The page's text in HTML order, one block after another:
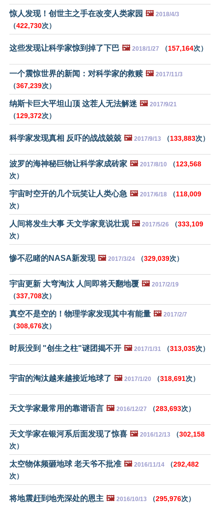
惊人发现！创世主之手在改变人类家园 🖼️ 2018/4/3
（422,730次）
这些发现让科学家惊到掉了下巴 🖼️ 2018/1/27 （157,164次）
一个震惊世界的新闻：对科学家的救赎 🖼️ 2017/11/3
（367,239次）
纳斯卡巨大平坦山顶 这茬人无法解迷 🖼️ 2017/9/21
（129,372次）
科学家发现真相 反吓的战战兢兢 🖼️ 2017/9/13 （133,883次）
波罗的海神秘巨物让科学家成砖家 🖼️ 2017/8/10 （123,568
次）
宇宙时空开的几个玩笑让人类心急 🖼️ 2017/6/18 （118,009
次）
人间将发生大事 天文学家竟说壮观 🖼️ 2017/5/26 （333,109
次）
惨不忍睹的NASA新发现 🖼️ 2017/3/24 （329,039次）
宇宙更新 大穹淘汰 人间即将天翻地覆 🖼️ 2017/2/19
（337,708次）
真空不是空的！物理学家发现其中有能量 🖼️ 2017/2/7
（308,676次）
时辰没到 "创生之柱"谜团揭不开 🖼️ 2017/1/31 （313,035次）
宇宙的淘汰越来越接近地球了 🖼️ 2017/1/20 （318,691次）
天文学家最常用的靠谱语言 🖼️ 2016/12/27 （283,693次）
天文学家在银河系后面发现了惊喜 🖼️ 2016/12/13 （302,158
次）
太空物体频砸地球 老天爷不批准 🖼️ 2016/11/14 （292,482
次）
将地震赶到地壳深处的恩主 🖼️ 2016/10/13 （295,976次）